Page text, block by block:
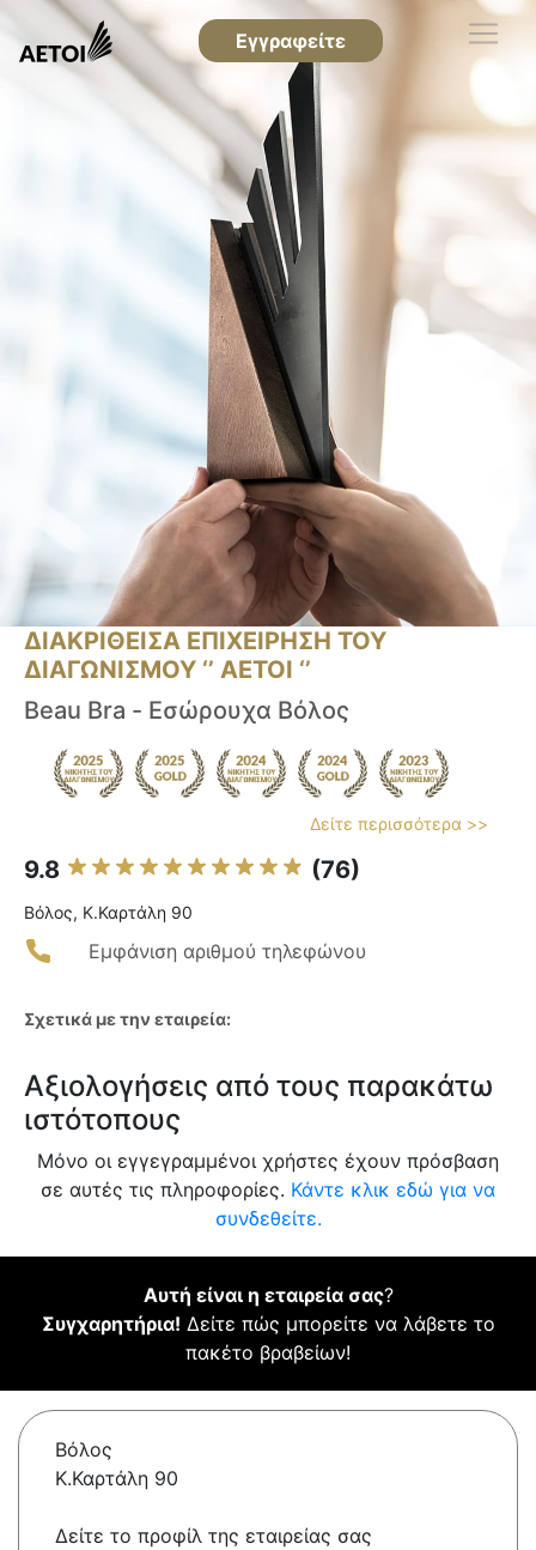
Εγγραφείτε
ΔΙΑΚΡΙΘΕΙΣΑ ΕΠΙΧΕΙΡΗΣΗ ΤΟΥ
ΔΙΑΓΩΝΙΣΜΟΥ ‘’ ΑΕΤΟΙ ‘’
Beau Bra - Εσώρουχα Βόλος
Δείτε περισσότερα >>
9.8 (76)
Βόλος, Κ.Καρτάλη 90
Εμφάνιση αριθμού τηλεφώνου
Σχετικά με την εταιρεία:
Αξιολογήσεις από τους παρακάτω
ιστότοπους
Μόνο οι εγγεγραμμένοι χρήστες έχουν πρόσβαση
σε αυτές τις πληροφορίες. Κάντε κλικ εδώ για να
συνδεθείτε.
Αυτή είναι η εταιρεία σας?
Συγχαρητήρια! Δείτε πώς μπορείτε να λάβετε το
πακέτο βραβείων!
Βόλος
Κ.Καρτάλη 90
Δείτε το προφίλ της εταιρείας σας